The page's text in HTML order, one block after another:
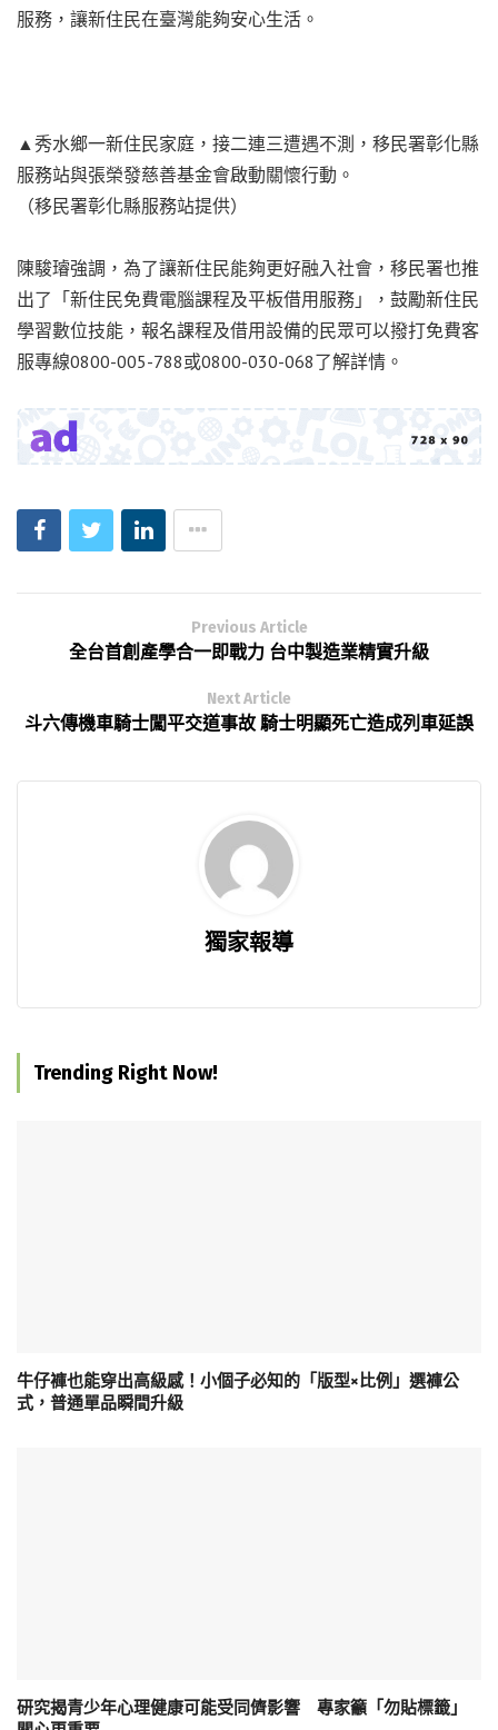
服務，讓新住民在臺灣能夠安心生活。
▲秀水鄉一新住民家庭，接二連三遭遇不測，移民署彰化縣
服務站與張榮發慈善基金會啟動關懷行動。
（移民署彰化縣服務站提供）
陳駿璿強調，為了讓新住民能夠更好融入社會，移民署也推
出了「新住民免費電腦課程及平板借用服務」，鼓勵新住民
學習數位技能，報名課程及借用設備的民眾可以撥打免費客
服專線0800-005-788或0800-030-068了解詳情。
Previous Article
全台首創產學合一即戰力 台中製造業精實升級
Next Article
斗六傳機車騎士闖平交道事故 騎士明顯死亡造成列車延誤
獨家報導
Trending Right Now!
牛仔褲也能穿出高級感！小個子必知的「版型×比例」選褲公
式，普通單品瞬間升級
研究揭青少年心理健康可能受同儕影響 專家籲「勿貼標籤」